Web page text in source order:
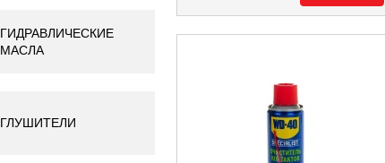
ГИДРАВЛИЧЕСКИЕ
МАСЛА
ГЛУШИТЕЛИ